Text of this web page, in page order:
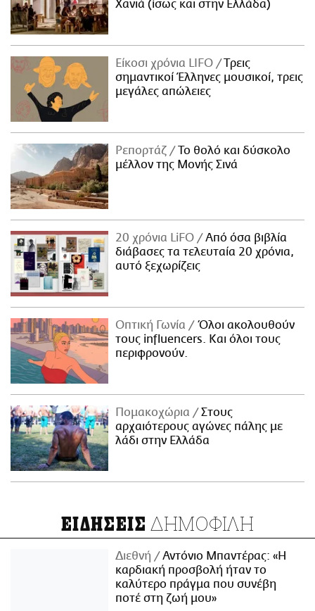
Χανιά (ίσως και στην Ελλάδα)
Είκοσι χρόνια LIFO
Tρεις
σημαντικοί Έλληνες μουσικοί, τρεις
μεγάλες απώλειες
Ρεπορτάζ
Το θολό και δύσκολο
μέλλον της Μονής Σινά
20 χρόνια LiFO
Από όσα βιβλία
διάβασες τα τελευταία 20 χρόνια,
αυτό ξεχωρίζεις
Οπτική Γωνία
Όλοι ακολουθούν
τους influencers. Και όλοι τους
περιφρονούν.
Πομακοχώρια
Στους
αρχαιότερους αγώνες πάλης με
λάδι στην Ελλάδα
ΕΙΔΗΣΕΙΣ ΔΗΜΟΦΙΛΗ
Διεθνή
Αντόνιο Μπαντέρας: «Η
καρδιακή προσβολή ήταν το
καλύτερο πράγμα που συνέβη
ποτέ στη ζωή μου»